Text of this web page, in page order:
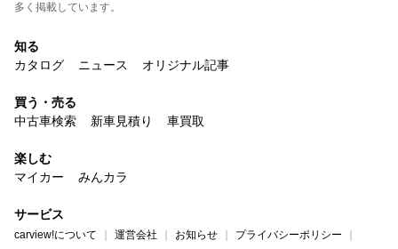
多く掲載しています。
知る
カタログ
ニュース オリジナル記事
買う・売る
中古車検索
新車見積り 車買取
楽しむ
マイカー
みんカラ
サービス
carview!について 運営会社 お知らせ
プライバシーポリシー